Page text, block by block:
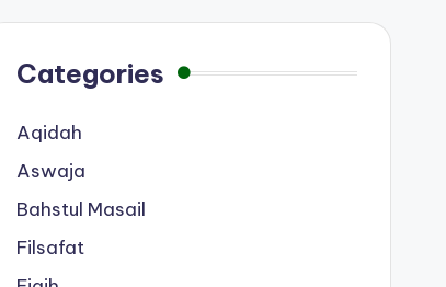
Categories
Aqidah
Aswaja
Bahstul Masail
Filsafat